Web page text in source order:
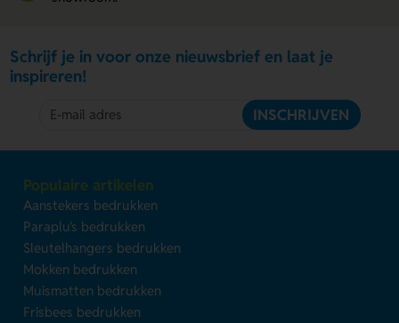
Schrijf je in voor onze nieuwsbrief en laat je
inspireren!
INSCHRIJVEN
Populaire artikelen
Aanstekers bedrukken
Paraplu's bedrukken
Sleutelhangers bedrukken
Mokken bedrukken
Muismatten bedrukken
Frisbees bedrukken